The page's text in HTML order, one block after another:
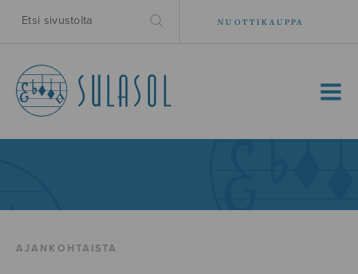
NUOTTIKAUPPA
MENU
AJANKOHTAISTA